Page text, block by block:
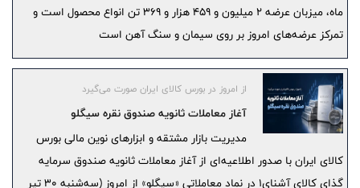
ماه، میزبان عرضه ۲ میلیون و ۴۵۹ هزار و ۳۶۹ تن انواع محصول است و
تمرکز عرضه‌های امروز بر روی سیمان و سنگ آهن است
از امروز در بورس کالای ایران صورت می‌گیرد
آغاز معاملات ثانویه صندوق نقره سیگلو
مدیریت بازار مشتقه و ابزارهای نوین مالی بورس
کالای ایران با صدور اطلاعیه‌ای از آغاز معاملات ثانویه صندوق سرمایه
گذای کالای آشنای۱ در نماد معاملاتی «سیگلو» از امروز (سه‌شنبه ۳۰ تیر